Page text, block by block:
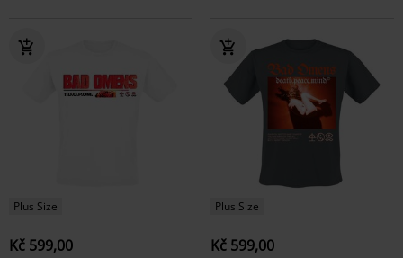
Plus Size
Kč 599,00
Plus Size
Kč 599,00